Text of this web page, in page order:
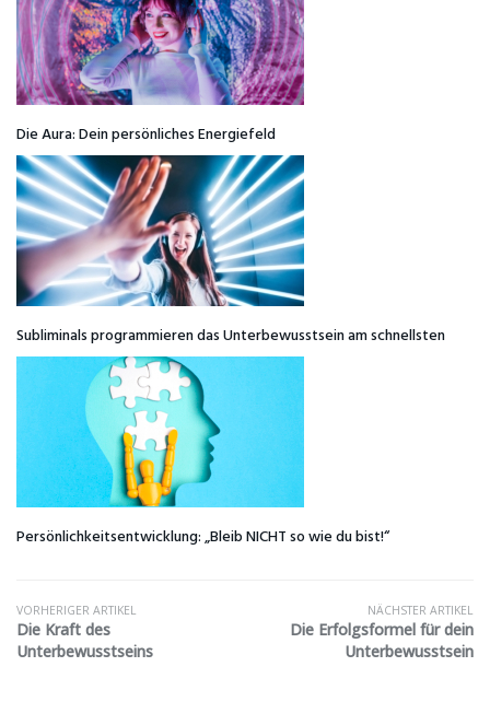
Die Aura: Dein persönliches Energiefeld
Subliminals programmieren das Unterbewusstsein am schnellsten
Persönlichkeitsentwicklung: „Bleib NICHT so wie du bist!“
VORHERIGER ARTIKEL
Die Kraft des
Unterbewusstseins
NÄCHSTER ARTIKEL
Die Erfolgsformel für dein
Unterbewusstsein